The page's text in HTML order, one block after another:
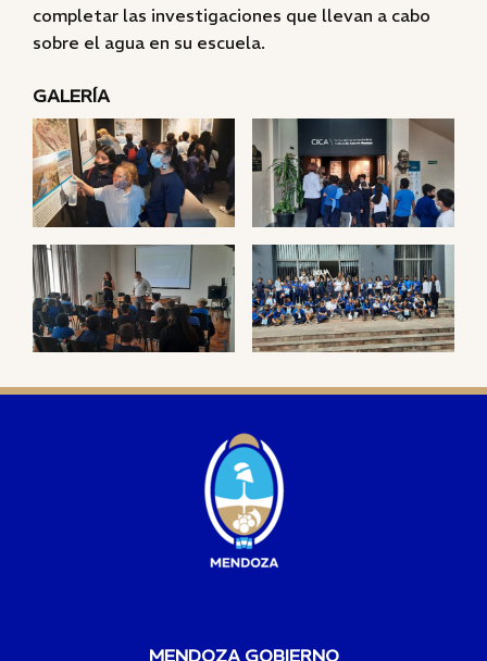
completar las investigaciones que llevan a cabo
sobre el agua en su escuela.
GALERÍA
MENDOZA GOBIERNO